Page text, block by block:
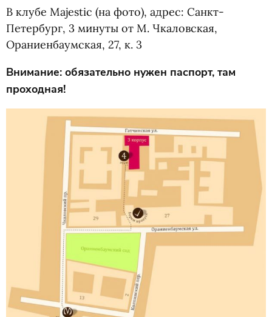
В клубе Majestic (на фото), адрес: Санкт-
Петербург, 3 минуты от М. Чкаловская,
Ораниенбаумская, 27, к. 3
Внимание: обязательно нужен паспорт, там
проходная!